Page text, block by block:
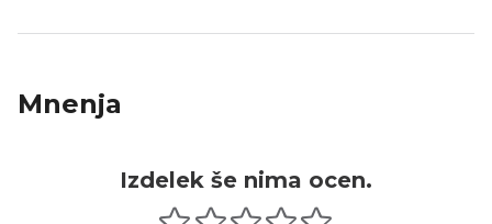
Mnenja
Izdelek še nima ocen.